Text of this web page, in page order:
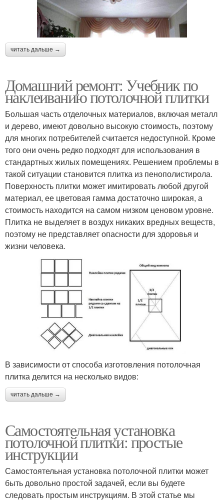
читать дальше →
Домашний ремонт: Учебник по
наклеиванию потолочной плитки
Большая часть отделочных материалов, включая металл
и дерево, имеют довольно высокую стоимость, поэтому
для многих потребителей считается недоступной. Кроме
того они очень редко подходят для использования в
стандартных жилых помещениях. Решением проблемы в
такой ситуации становится плитка из пенополистирола.
Поверхность плитки может имитировать любой другой
материал, ее цветовая гамма достаточно широкая, а
стоимость находится на самом низком ценовом уровне.
Плитка не выделяет в воздух никаких вредных веществ,
поэтому не представляет опасности для здоровья и
жизни человека.
В зависимости от способа изготовления потолочная
плитка делится на несколько видов:
читать дальше →
Самостоятельная установка
потолочной плитки: простые
инструкции
Самостоятельная установка потолочной плитки может
быть довольно простой задачей, если вы будете
следовать простым инструкциям. В этой статье мы